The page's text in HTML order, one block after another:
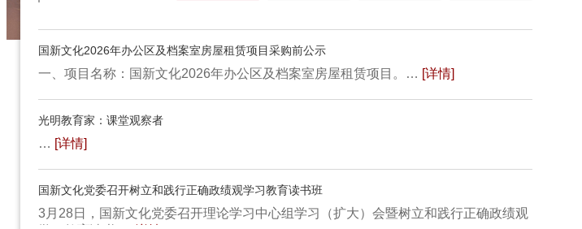
国新文化2026年办公区及档案室房屋租赁项目采购前公示
一、项目名称：国新文化2026年办公区及档案室房屋租赁项目。… [详情]
光明教育家：课堂观察者
… [详情]
国新文化党委召开树立和践行正确政绩观学习教育读书班
3月28日，国新文化党委召开理论学习中心组学习（扩大）会暨树立和践行正确政绩观